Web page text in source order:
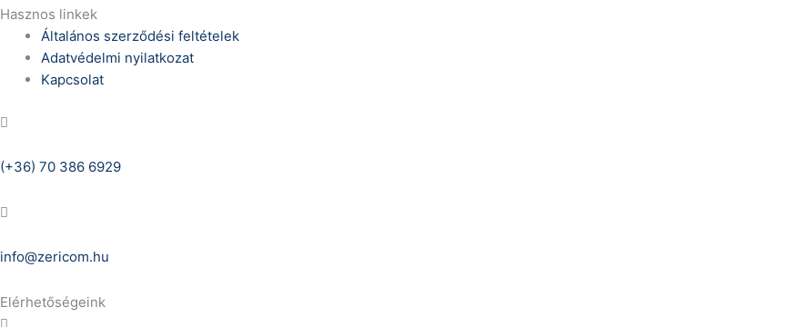
Hasznos linkek
Általános szerződési feltételek
Adatvédelmi nyilatkozat
Kapcsolat
(+36) 70 386 6929
info@zericom.hu
Elérhetőségeink